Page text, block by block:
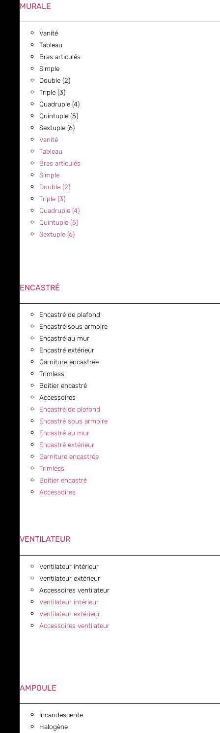
MURALE
Vanité
Tableau
Bras articulés
Simple
Double (2)
Triple (3)
Quadruple (4)
Quintuple (5)
Sextuple (6)
Vanité
Tableau
Bras articulés
Simple
Double (2)
Triple (3)
Quadruple (4)
Quintuple (5)
Sextuple (6)
ENCASTRÉ
Encastré de plafond
Encastré sous armoire
Encastré au mur
Encastré extérieur
Garniture encastrée
Trimless
Boitier encastré
Accessoires
Encastré de plafond
Encastré sous armoire
Encastré au mur
Encastré extérieur
Garniture encastrée
Trimless
Boitier encastré
Accessoires
VENTILATEUR
Ventilateur intérieur
Ventilateur extérieur
Accessoires ventilateur
Ventilateur intérieur
Ventilateur extérieur
Accessoires ventilateur
AMPOULE
Incandescente
Halogène